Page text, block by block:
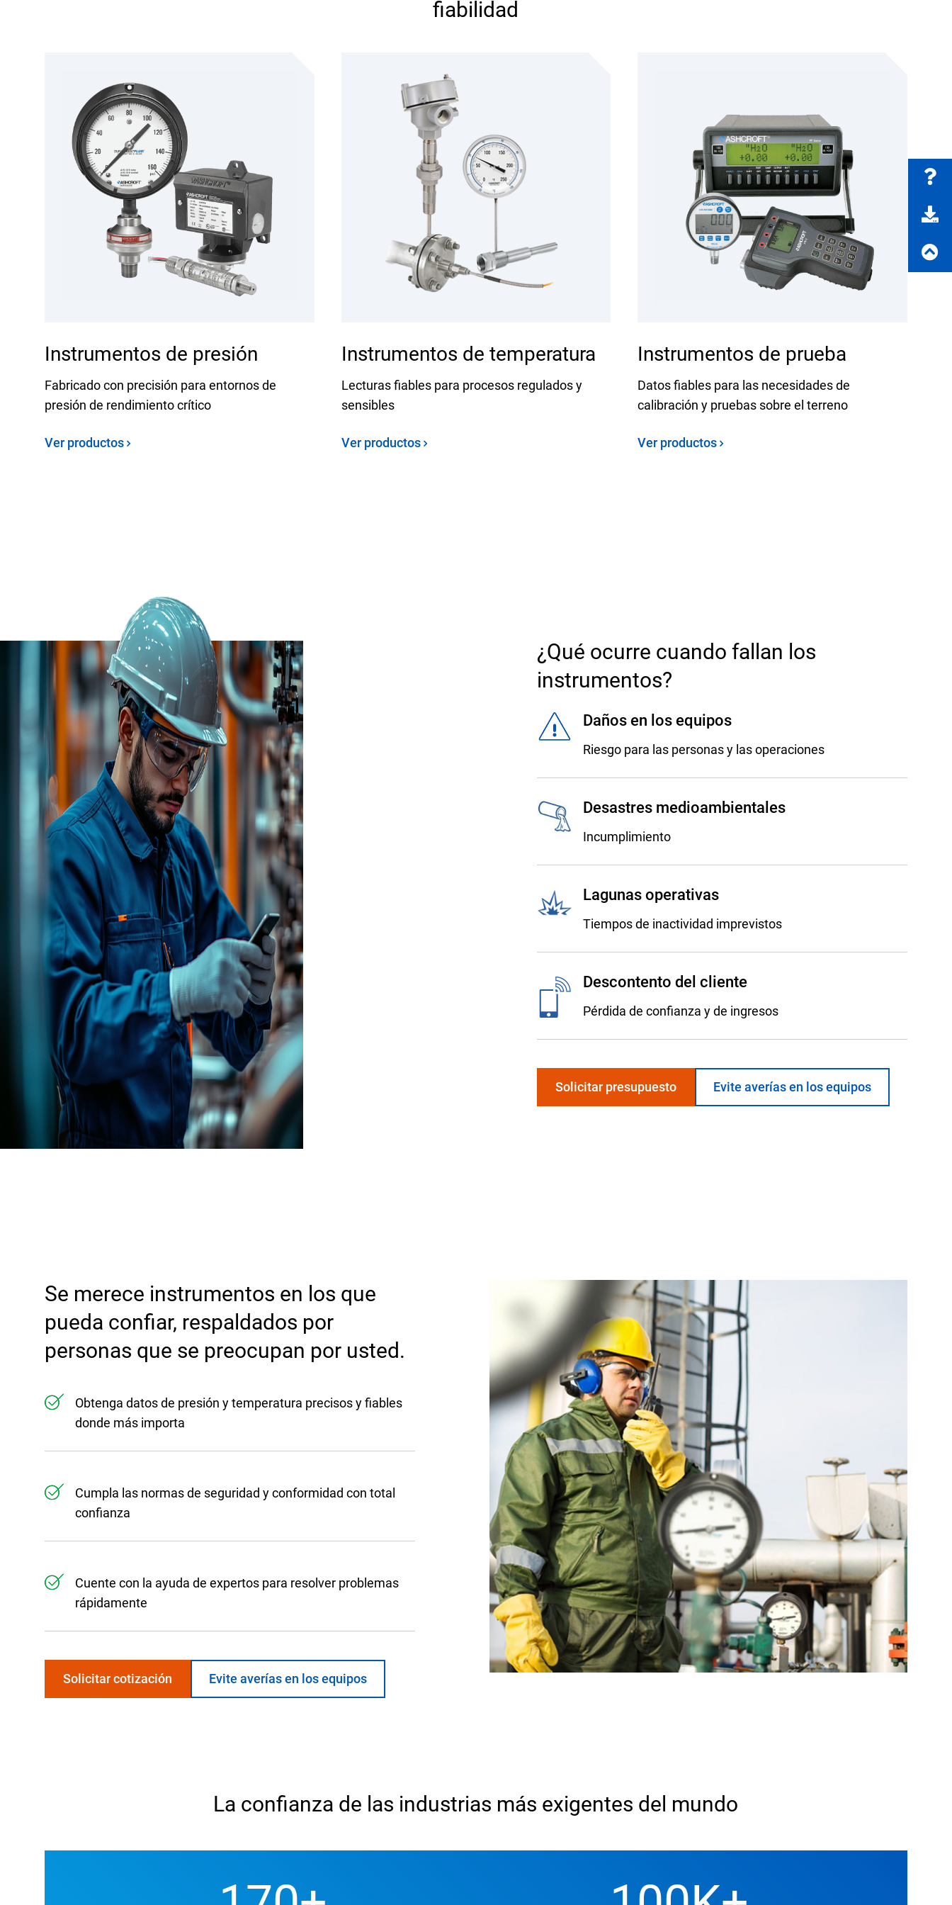
fiabilidad
Instrumentos de presión
Fabricado con precisión para entornos de
presión de rendimiento crítico
Ver productos
Instrumentos de temperatura
Lecturas fiables para procesos regulados y
sensibles
Ver productos
Instrumentos de prueba
Datos fiables para las necesidades de
calibración y pruebas sobre el terreno
Ver productos
¿Qué ocurre cuando fallan los
instrumentos?
Daños en los equipos
Riesgo para las personas y las operaciones
Desastres medioambientales
Incumplimiento
Lagunas operativas
Tiempos de inactividad imprevistos
Descontento del cliente
Pérdida de confianza y de ingresos
Solicitar presupuesto Evite averías en los equipos
Se merece instrumentos en los que
pueda confiar, respaldados por
personas que se preocupan por usted.
Obtenga datos de presión y temperatura precisos y fiables
donde más importa
Cumpla las normas de seguridad y conformidad con total
confianza
Cuente con la ayuda de expertos para resolver problemas
rápidamente
Solicitar cotización Evite averías en los equipos
La confianza de las industrias más exigentes del mundo